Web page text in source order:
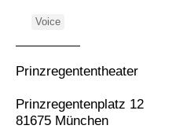
Voice
Prinzregententheater
Prinzregentenplatz 12
81675 München